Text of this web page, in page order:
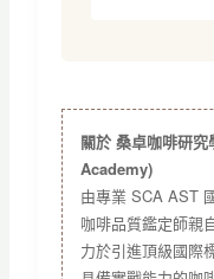
關於 桑卓咖啡研
Academy)
由專業 SCA AST
咖啡品質鑑定師親
力於引進頂級國際